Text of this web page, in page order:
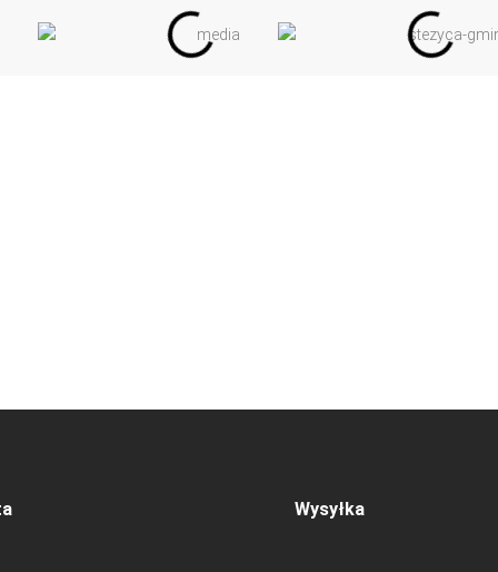
Wysyłka